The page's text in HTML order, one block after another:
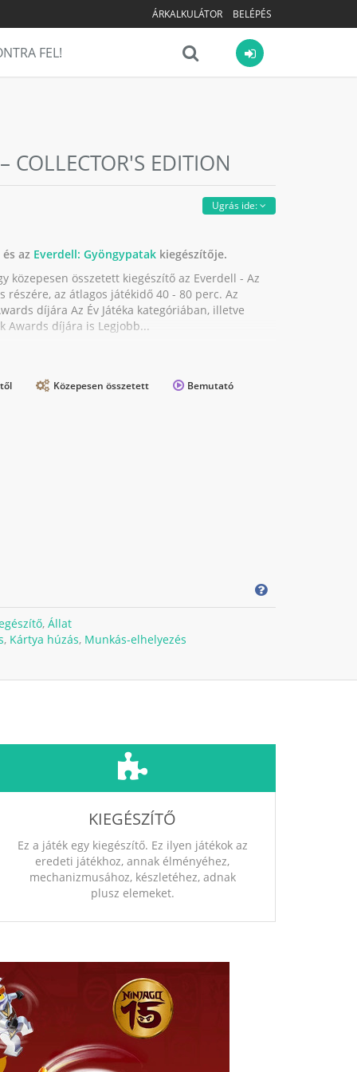
ÁRKALKULÁTOR BELÉPÉS
FEL!
COLLECTOR'S EDITION
Ugrás ide:
és az Everdell: Gyöngypatakkiegészítője.
közepesen összetett kiegészítő az Everdell - Az
az átlagos játékidő 40 - 80 perc. Az
díjára Az Év Játéka kategóriában, illetve
Awards díjára is Legjobb...
Közepesen összetett Bemutató
, Állat
, Kártya húzás, Munkás-elhelyezés
KIEGÉSZÍTŐ
Ez a játék egy kiegészítő. Ez ilyen játékok az
eredeti játékhoz, annak élményéhez,
mechanizmusához, készletéhez, adnak
plusz elemeket.